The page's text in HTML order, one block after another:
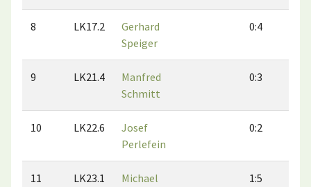
8 LK17.2
Gerhard
Speiger
0:4
9 LK21.4
Manfred
Schmitt
0:3
10 LK22.6
Josef
Perlefein
0:2
11 LK23.1
Michael
1:5